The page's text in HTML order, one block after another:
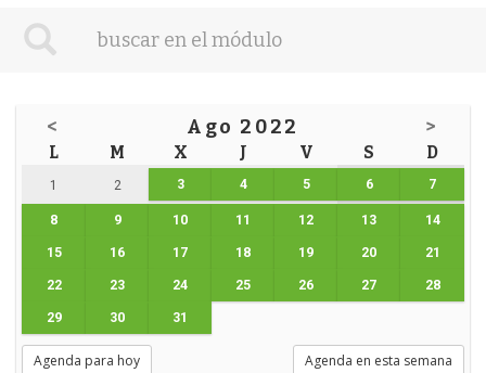
< Ago 2022 >
L M X J V S D
1 2 3 4 5 6 7
8 9 10 11 12 13 14
15 16 17 18 19 20 21
22 23 24 25 26 27 28
29 30 31
Agenda para hoy Agenda en esta semana